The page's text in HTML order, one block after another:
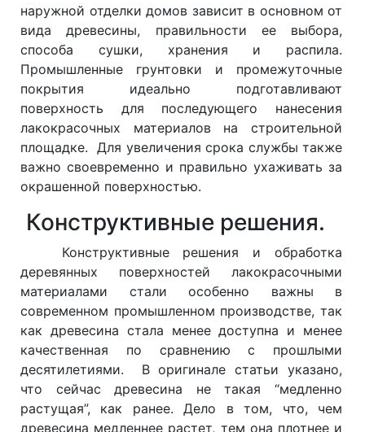
наружной отделки домов зависит в основном от
вида древесины, правильности ее выбора,
способа сушки, хранения и распила.
Промышленные грунтовки и промежуточные
покрытия идеально подготавливают
поверхность для последующего нанесения
лакокрасочных материалов на строительной
площадке. Для увеличения срока службы также
важно своевременно и правильно ухаживать за
окрашенной поверхностью.
Конструктивные решения.
Конструктивные решения и обработка
деревянных поверхностей лакокрасочными
материалами стали особенно важны в
современном промышленном производстве, так
как древесина стала менее доступна и менее
качественная по сравнению с прошлыми
десятилетиями. В оригинале статьи указано,
что сейчас древесина не такая “медленно
растущая”, как ранее. Дело в том, что, чем
древесина медленнее растет, тем она плотнее и